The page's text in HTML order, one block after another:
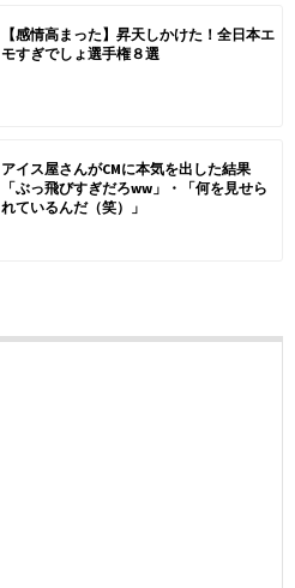
【感情高まった】昇天しかけた！全日本エ
モすぎでしょ選手権８選
アイス屋さんがCMに本気を出した結果
「ぶっ飛びすぎだろww」・「何を見せら
れているんだ（笑）」